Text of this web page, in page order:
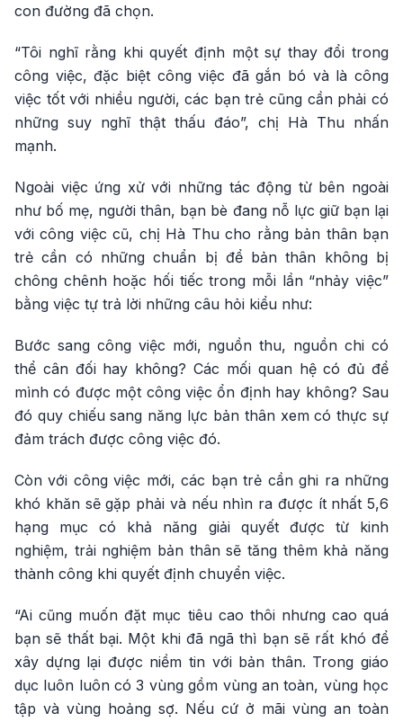
con đường đã chọn.
“Tôi nghĩ rằng khi quyết định một sự thay đổi trong
công việc, đặc biệt công việc đã gắn bó và là công
việc tốt với nhiều người, các bạn trẻ cũng cần phải có
những suy nghĩ thật thấu đáo”, chị Hà Thu nhấn
mạnh.
Ngoài việc ứng xử với những tác động từ bên ngoài
như bố mẹ, người thân, bạn bè đang nỗ lực giữ bạn lại
với công việc cũ, chị Hà Thu cho rằng bản thân bạn
trẻ cần có những chuẩn bị để bản thân không bị
chông chênh hoặc hối tiếc trong mỗi lần “nhảy việc”
bằng việc tự trả lời những câu hỏi kiểu như:
Bước sang công việc mới, nguồn thu, nguồn chi có
thể cân đối hay không? Các mối quan hệ có đủ để
mình có được một công việc ổn định hay không? Sau
đó quy chiếu sang năng lực bản thân xem có thực sự
đảm trách được công việc đó.
Còn với công việc mới, các bạn trẻ cần ghi ra những
khó khăn sẽ gặp phải và nếu nhìn ra được ít nhất 5,6
hạng mục có khả năng giải quyết được từ kinh
nghiệm, trải nghiệm bản thân sẽ tăng thêm khả năng
thành công khi quyết định chuyển việc.
“Ai cũng muốn đặt mục tiêu cao thôi nhưng cao quá
bạn sẽ thất bại. Một khi đã ngã thì bạn sẽ rất khó để
xây dựng lại được niềm tin với bản thân. Trong giáo
dục luôn luôn có 3 vùng gồm vùng an toàn, vùng học
tập và vùng hoảng sợ. Nếu cứ ở mãi vùng an toàn